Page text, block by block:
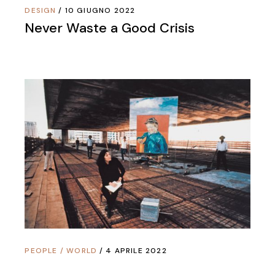
DESIGN 10 GIUGNO 2022
Never Waste a Good Crisis
PEOPLE /WORLD 4 APRILE 2022